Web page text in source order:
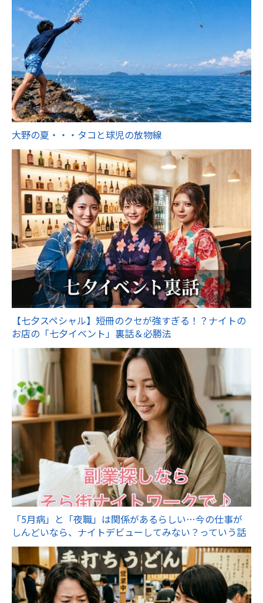
大野の夏・・・タコと球児の放物線
【七夕スペシャル】短冊のクセが強すぎる！？ナイトの
お店の「七夕イベント」裏話＆必勝法
「5月病」と「夜職」は関係があるらしい…今の仕事が
しんどいなら、ナイトデビューしてみない？っていう話